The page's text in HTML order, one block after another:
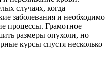
случаях, когда
заболевания и необходимо
процессы. Грамотное
размеры опухоли, но
курсы спустя несколько